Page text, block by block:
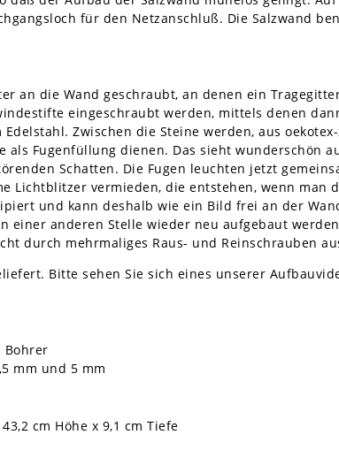
für den Netzanschluß. Die Salzwand
an die Wand geschraubt, an denen ein
eingeschraubt werden, mittels denen
Zwischen die Steine werden, aus
Fugenfüllung dienen. Das sieht wunderschön
Schatten. Die Fugen leuchten jetzt
Lichtblitzer vermieden, die entstehen, wenn
und kann deshalb wie ein Bild frei an der
einer anderen Stelle wieder neu aufgebaut
durch mehrmaliges Raus- und Reinschrauben
Bitte sehen Sie sich eines unserer
Bohrer
mm und 5 mm
cm Höhe x 9,1 cm Tiefe